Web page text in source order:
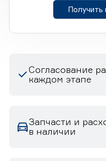
Получить
Согласование
каждом этапе
Запчасти и
в наличии